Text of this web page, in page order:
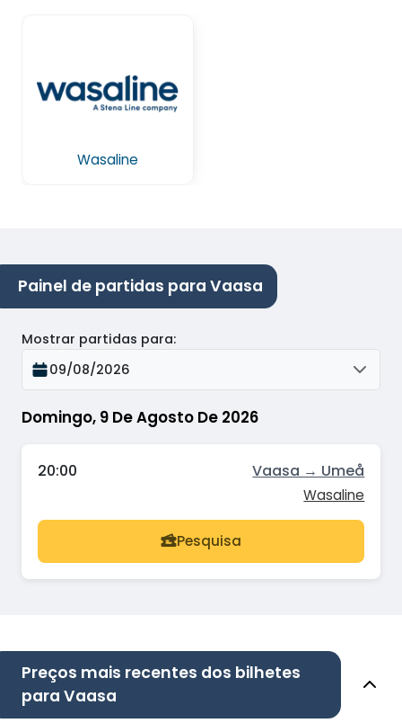
Wasaline
Painel de partidas para Vaasa
Domingo, 9 De Agosto De 2026
Mostrar partidas para:
09/08/2026
20:00 Vaasa → Umeå
Wasaline
Pesquisa
Preços mais recentes dos bilhetes
para Vaasa